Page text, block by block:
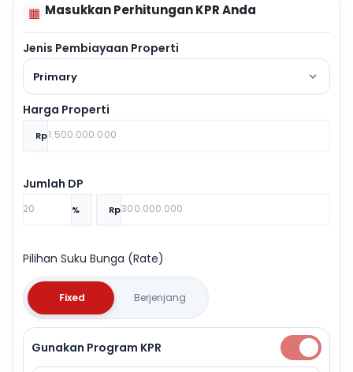
▦ Masukkan Perhitungan KPR Anda
Jenis Pembiayaan Properti
Primary
Harga Properti
Rp
Jumlah DP
% Rp
Pilihan Suku Bunga (Rate)
Fixed Berjenjang
Gunakan Program KPR